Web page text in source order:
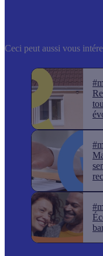
Ceci peut aussi vous